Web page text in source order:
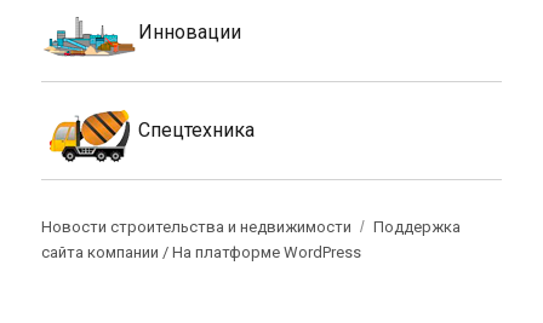
Инновации
Спецтехника
Новости строительства и недвижимости
Поддержка
сайта компании /На платформе WordPress